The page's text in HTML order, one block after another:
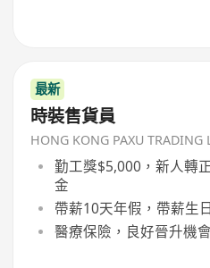
最新
時裝售貨員
HONG KONG PAXU TRADING
勤工獎$5,000，新人轉
金
帶薪10天年假，帶薪生
醫療保險，良好晉升機會